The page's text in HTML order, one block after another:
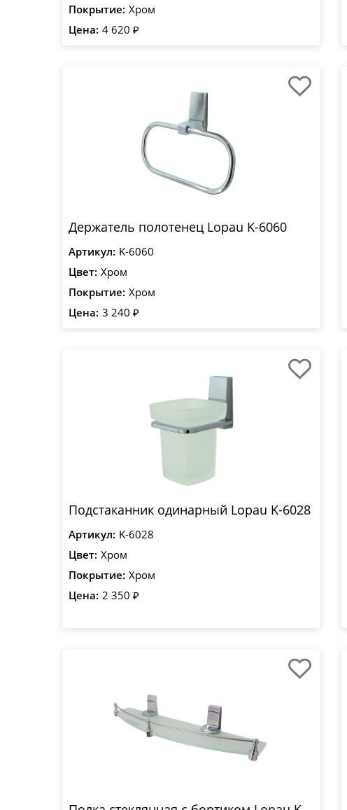
Покрытие: Хром
Цена: 4 620 ₽
Держатель полотенец Lopau K-6060
Артикул: K-6060
Цвет: Хром
Покрытие: Хром
Цена: 3 240 ₽
Подстаканник одинарный Lopau K-6028
Артикул: K-6028
Цвет: Хром
Покрытие: Хром
Цена: 2 350 ₽